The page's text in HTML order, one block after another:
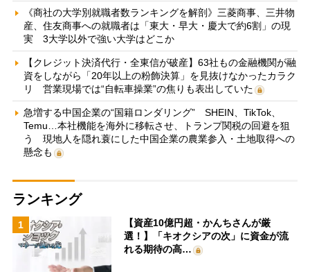
《商社の大学別就職者数ランキングを解剖》三菱商事、三井物
産、住友商事への就職者は「東大・早大・慶大で約6割」の現
実 3大学以外で強い大学はどこか
【クレジット決済代行・全東信が破産】63社もの金融機関が融
資をしながら「20年以上の粉飾決算」を見抜けなかったカラク
リ 営業現場では“自転車操業”の焦りも表出していた
急増する中国企業の“国籍ロンダリング” SHEIN、TikTok、
Temu…本社機能を海外に移転させ、トランプ関税の回避を狙
う 現地人を隠れ蓑にした中国企業の農業参入・土地取得への
懸念も
ランキング
1
【資産10億円超・かんちさんが厳
選！】「キオクシアの次」に資金が流
れる期待の高…